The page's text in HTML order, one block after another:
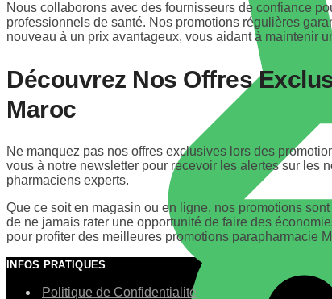
Nous collaborons avec des fournisseurs de confiance
professionnels de santé. Nos promotions régulières
nouveau à un prix avantageux, vous aidant à maintenir
Découvrez Nos Offres
Maroc
Ne manquez pas nos offres exclusives lors des
vous à notre newsletter pour recevoir les alertes sur les
pharmaciens experts.
Que ce soit en magasin ou en ligne, nos promotions
de ne jamais rater une opportunité de faire des
pour profiter des meilleures promotions parapharmacie
INFOS PRATIQUES
Politique de Confidentialité